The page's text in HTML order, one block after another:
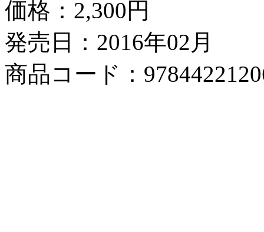
価格： 2,300円
発売日：2016年02月
商品コード：